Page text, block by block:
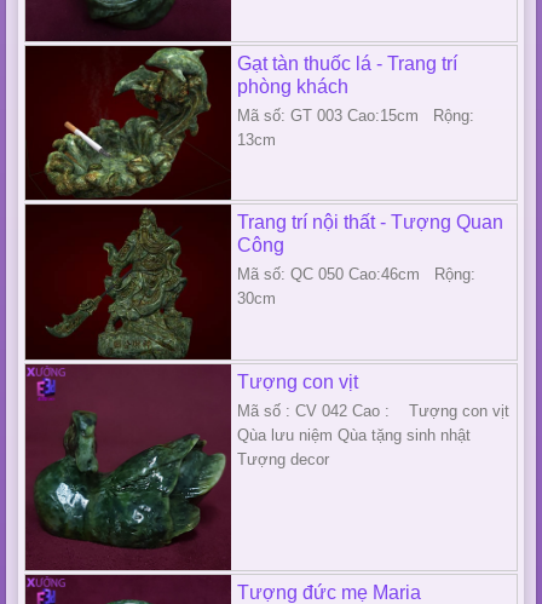
Gạt tàn thuốc lá - Trang trí
phòng khách
Mã số: GT 003 Cao:15cm Rộng:
13cm
Trang trí nội thất - Tượng Quan
Công
Mã số: QC 050 Cao:46cm Rộng:
30cm
Tượng con vịt
Mã số : CV 042 Cao : Tượng con vịt
Qùa lưu niệm Qùa tặng sinh nhật
Tượng decor
Tượng đức mẹ Maria